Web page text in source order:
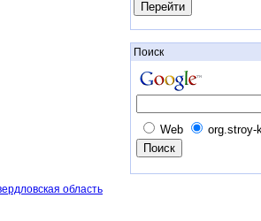
область
Поиск
Web org.stroy-